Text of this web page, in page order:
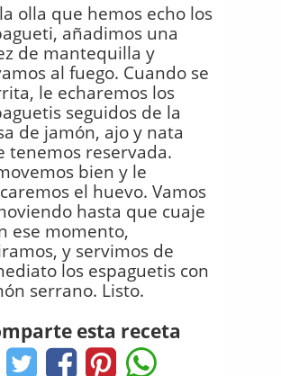
olla que hemos echo los
añadimos una
de mantequilla y
al fuego. Cuando se
le echaremos los
seguidos de la
de jamón, ajo y nata
tenemos reservada.
bien y le
el huevo. Vamos
hasta que cuaje
ese momento,
y servimos de
los espaguetis con
serrano. Listo.
esta receta